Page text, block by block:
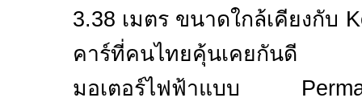
3.38 เมตร ขนาดใกล้เคียงกับ
คาร์ที่คนไทยคุ้นเคยกันดี มี
มอเตอร์ไฟฟ้าแบบ